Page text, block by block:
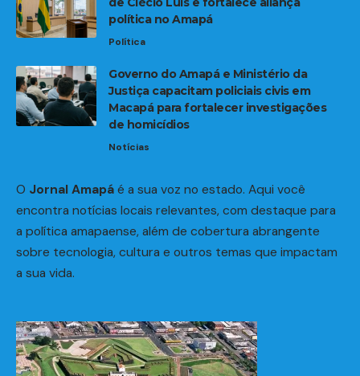
política no Amapá
Política
Governo do Amapá e Ministério da
Justiça capacitam policiais civis em
Macapá para fortalecer investigações
de homicídios
Notícias
O Jornal Amapáé a sua voz no estado. Aqui você
encontra notícias locais relevantes, com destaque para
a política amapaense, além de cobertura abrangente
sobre tecnologia, cultura e outros temas que impactam
a sua vida.